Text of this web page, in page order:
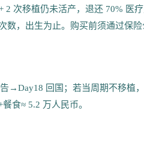
次移植仍未活产，退还 70% 医
数，出生为止。购买前须通过保
回国；若当周期不移植
食≈ 5.2 万人民币。